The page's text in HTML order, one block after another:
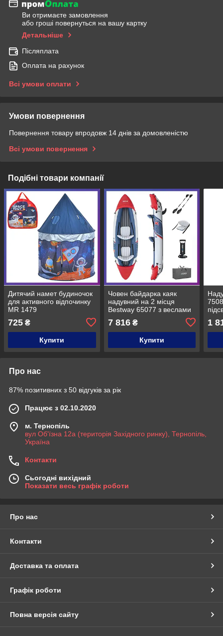
Ви отримаєте замовлення
або гроші повернуться на вашу картку
Детальніше
Післяплата
Оплата на рахунок
Всі умови оплати
Умови повернення
Повернення товару впродовж 14 днів за домовленістю
Всі умови повернення
Подібні товари компанії
Дитячий намет будиночок
для активного відпочинку
MR 1479
725 ₴
Купити
Човен байдарка каяк
надувний на 2 місця
Bestway 65077 з веслами
та насосом 321х88х44 см
7 816₴
Купити
1
Про нас
87% позитивних з 50 відгуків за рік
Працює з 02.10.2020
м. Тернопіль
вул Об'їзна 12а (територія Західного ринку), Тернопіль,
Україна
Контакти
Сьогодні вихідний
Показати весь графік роботи
Про нас
Контакти
Доставка та оплата
Графік роботи
Повна версія сайту